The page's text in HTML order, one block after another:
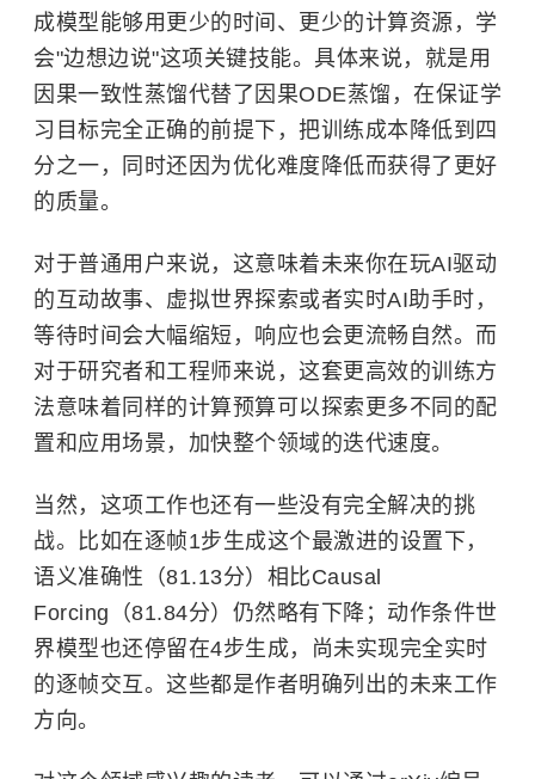
成模型能够用更少的时间、更少的计算资源，学
会"边想边说"这项关键技能。具体来说，就是用
因果一致性蒸馏代替了因果ODE蒸馏，在保证学
习目标完全正确的前提下，把训练成本降低到四
分之一，同时还因为优化难度降低而获得了更好
的质量。
对于普通用户来说，这意味着未来你在玩AI驱动
的互动故事、虚拟世界探索或者实时AI助手时，
等待时间会大幅缩短，响应也会更流畅自然。而
对于研究者和工程师来说，这套更高效的训练方
法意味着同样的计算预算可以探索更多不同的配
置和应用场景，加快整个领域的迭代速度。
当然，这项工作也还有一些没有完全解决的挑
战。比如在逐帧1步生成这个最激进的设置下，
语义准确性（81.13分）相比Causal
Forcing（81.84分）仍然略有下降；动作条件世
界模型也还停留在4步生成，尚未实现完全实时
的逐帧交互。这些都是作者明确列出的未来工作
方向。